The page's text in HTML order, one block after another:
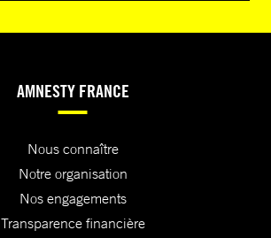
AMNESTY FRANCE
Nous connaître
Notre organisation
Nos engagements
Transparence financière